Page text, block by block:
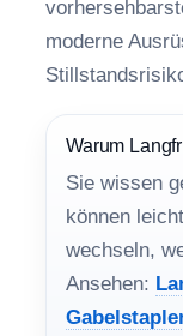
moderne
Warum
Sie wissen
können
wechseln,
Ansehen: